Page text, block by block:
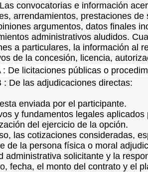
convocatorias e información
arrendamientos, prestaciones
argumentos, datos finales
administrativos aludidos.
a particulares, la información al
de la concesión, licencia,
: De licitaciones públicas o
: De las adjudicaciones directas:
enviada por el participante.
y fundamentos legales
del ejercicio de la opción.
las cotizaciones consideradas,
de la persona física o moral
administrativa solicitante y la
fecha, el monto del contrato y el